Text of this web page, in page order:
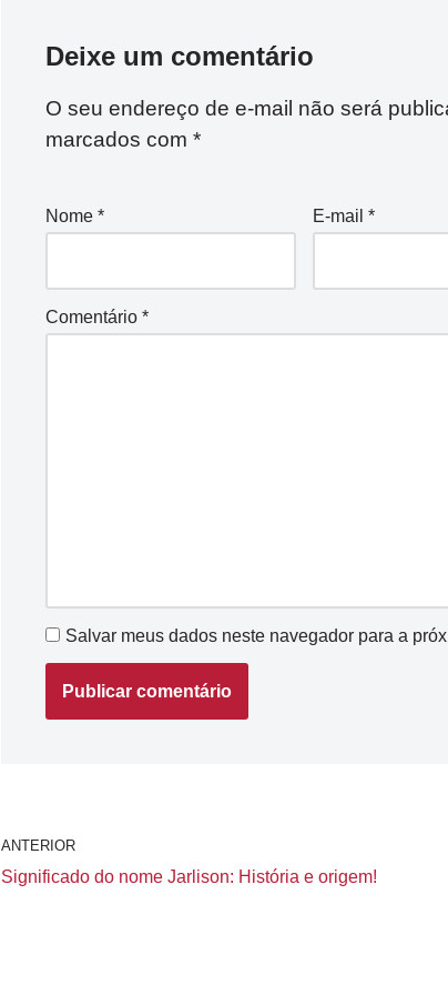
Deixe um comentário
O seu endereço de e-mail não será
marcados com *
Nome * E-mail *
Comentário *
Salvar meus dados neste navegador para a
ANTERIOR
Significado do nome Jarlison: História e origem!